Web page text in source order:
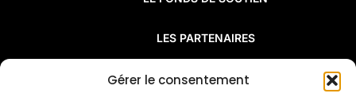
Gérer le consentement
LES PARTENAIRES
FAQ